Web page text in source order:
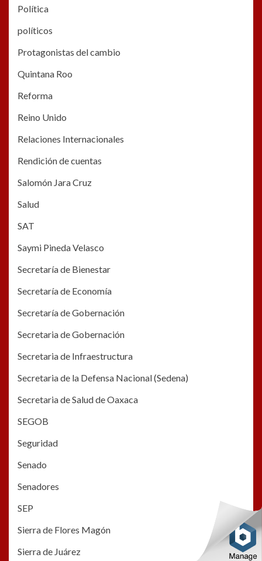
Política
políticos
Protagonistas del cambio
Quintana Roo
Reforma
Reino Unido
Relaciones Internacionales
Rendición de cuentas
Salomón Jara Cruz
Salud
SAT
Saymi Pineda Velasco
Secretaría de Bienestar
Secretaría de Economía
Secretaría de Gobernación
Secretaria de Gobernación
Secretaria de Infraestructura
Secretaria de la Defensa Nacional (Sedena)
Secretaria de Salud de Oaxaca
SEGOB
Seguridad
Senado
Senadores
SEP
Sierra de Flores Magón
Sierra de Juárez